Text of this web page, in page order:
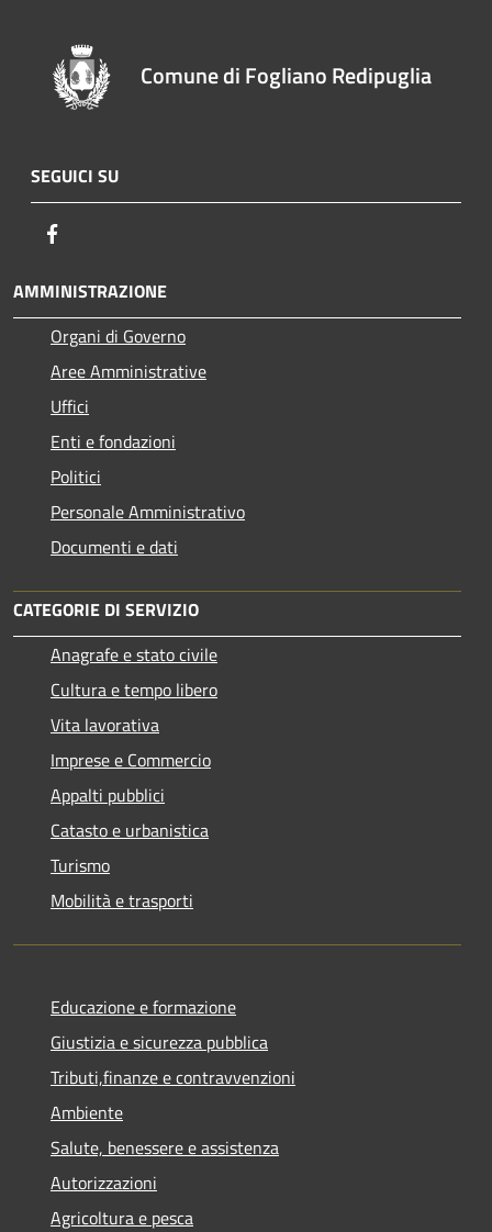
Comune di Fogliano Redipuglia
SEGUICI SU
AMMINISTRAZIONE
Organi di Governo
Aree Amministrative
Uffici
Enti e fondazioni
Politici
Personale Amministrativo
Documenti e dati
CATEGORIE DI SERVIZIO
Anagrafe e stato civile
Cultura e tempo libero
Vita lavorativa
Imprese e Commercio
Appalti pubblici
Catasto e urbanistica
Turismo
Mobilità e trasporti
Educazione e formazione
Giustizia e sicurezza pubblica
Tributi,finanze e contravvenzioni
Ambiente
Salute, benessere e assistenza
Autorizzazioni
Agricoltura e pesca